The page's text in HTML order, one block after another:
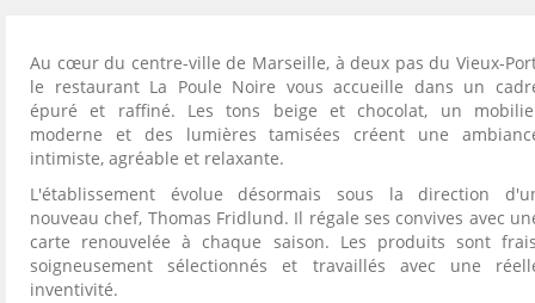
Au cœur du centre-ville de Marseille, à deux pas du Vieux-
le restaurant La Poule Noire vous accueille dans un
épuré et raffiné. Les tons beige et chocolat, un
moderne et des lumières tamisées créent une
intimiste, agréable et relaxante.
L'établissement évolue désormais sous la direction
nouveau chef, Thomas Fridlund. Il régale ses convives avec
carte renouvelée à chaque saison. Les produits sont
soigneusement sélectionnés et travaillés avec une
inventivité.